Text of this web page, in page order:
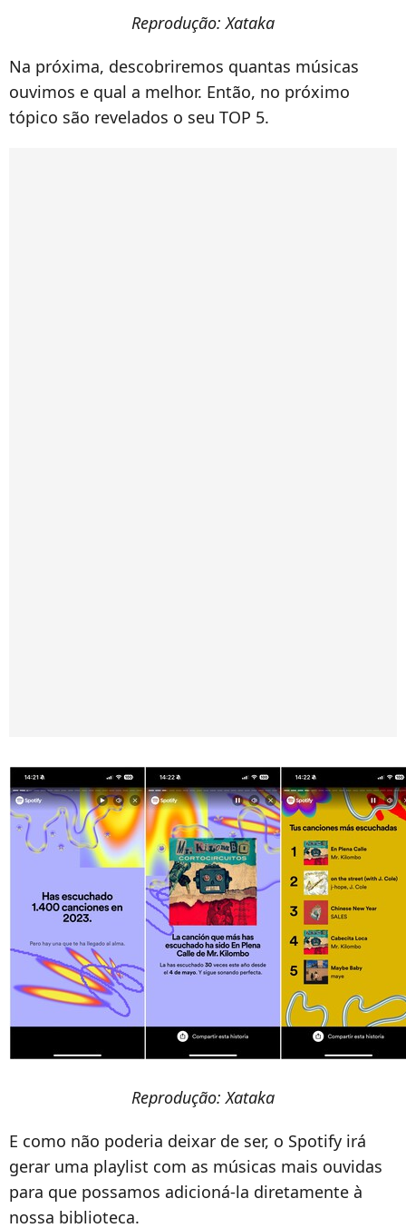
Reprodução: Xataka
Na próxima, descobriremos quantas músicas
ouvimos e qual a melhor. Então, no próximo
tópico são revelados o seu TOP 5.
Reprodução: Xataka
E como não poderia deixar de ser, o Spotify irá
gerar uma playlist com as músicas mais ouvidas
para que possamos adicioná-la diretamente à
nossa biblioteca.